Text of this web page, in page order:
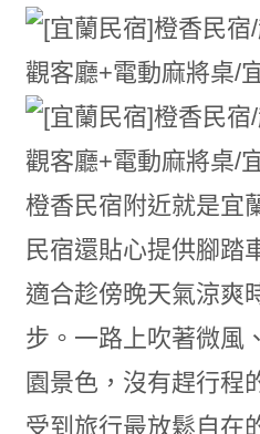
橙香民宿附近就是宜
民宿還貼心提供腳踏
適合趁傍晚天氣涼爽
步。一路上吹著微風
園景色，沒有趕行程
受到旅行最放鬆自在